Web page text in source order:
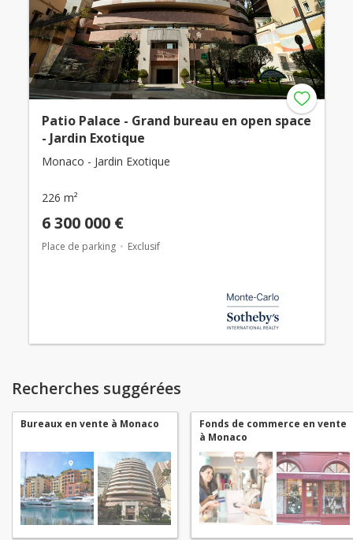
Patio Palace - Grand bureau en open space
- Jardin Exotique
Monaco - Jardin Exotique
226 m²
6 300 000 €
Place de parking Exclusif
Recherches suggérées
Bureaux en vente à Monaco
Fonds de commerce en vente
à Monaco